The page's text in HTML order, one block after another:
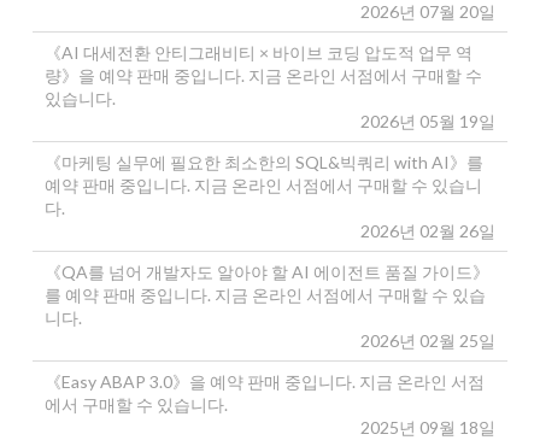
2026년 07월 20일
《AI 대세전환 안티그래비티 × 바이브 코딩 압도적 업무 역
량》을 예약 판매 중입니다. 지금 온라인 서점에서 구매할 수
있습니다.
2026년 05월 19일
《마케팅 실무에 필요한 최소한의 SQL&빅쿼리 with AI》를
예약 판매 중입니다. 지금 온라인 서점에서 구매할 수 있습니
다.
2026년 02월 26일
《QA를 넘어 개발자도 알아야 할 AI 에이전트 품질 가이드》
를 예약 판매 중입니다. 지금 온라인 서점에서 구매할 수 있습
니다.
2026년 02월 25일
《Easy ABAP 3.0》을 예약 판매 중입니다. 지금 온라인 서점
에서 구매할 수 있습니다.
2025년 09월 18일